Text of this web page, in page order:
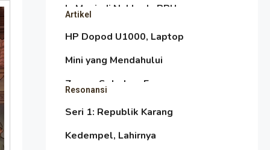
Ia Menjadi Nakhoda PPU
Artikel
HP Dopod U1000, Laptop
Mini yang Mendahului
Zaman Sebelum Era
iPhone dan Smartphone
Resonansi
Seri 1: Republik Karang
Kedempel, Lahirnya